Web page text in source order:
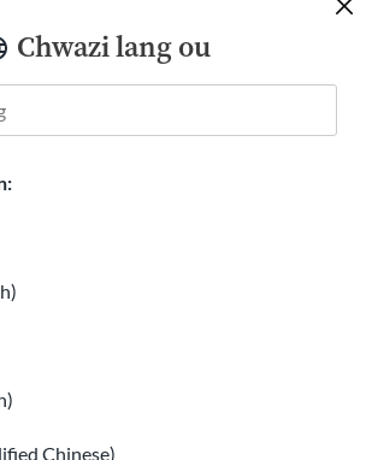
Chwazi lang ou
Chinese)
prive